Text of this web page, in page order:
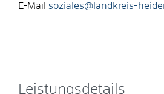
E-Mail soziales@landkreis-
Leistungsdetails